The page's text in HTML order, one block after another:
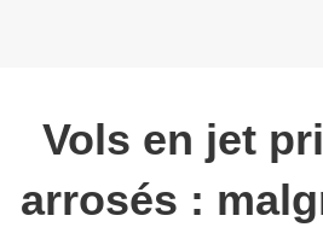
Vols en jet
arrosés :